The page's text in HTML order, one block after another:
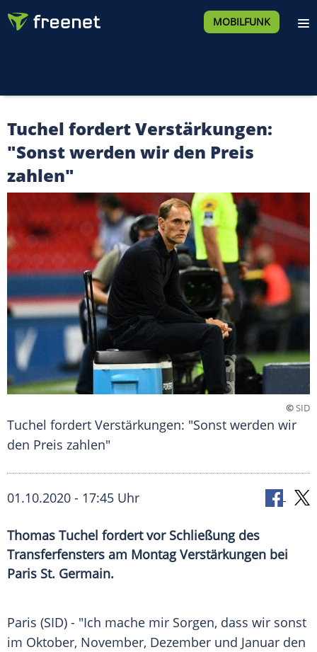
MOBILFUNK
Tuchel fordert Verstärkungen:
"Sonst werden wir den Preis
zahlen"
©SID
Tuchel fordert Verstärkungen: "Sonst werden wir
den Preis zahlen"
01.10.2020 - 17:45 Uhr
Thomas Tuchel fordert vor Schließung des
Transferfensters am Montag Verstärkungen bei
Paris St. Germain.
Paris (SID) - "Ich mache mir Sorgen, dass wir sonst
im Oktober, November, Dezember und Januar den